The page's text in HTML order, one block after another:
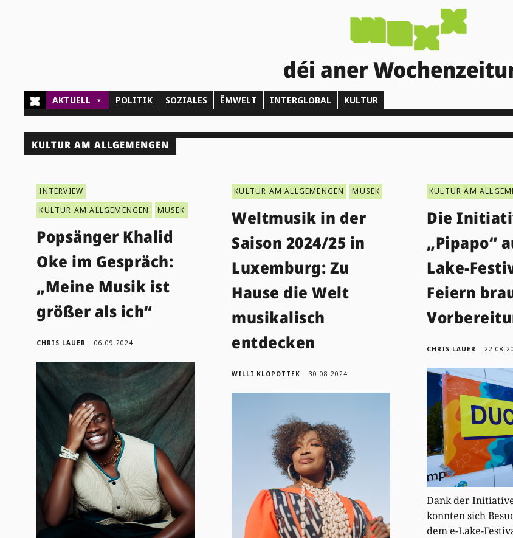
déi aner
AKTUELL POLITIK SOZIALES ËMWELT INTERGLOBAL KULTUR
KULTUR AM ALLGEMENGEN
INTERVIEW
KULTUR AM ALLGEMENGEN
MUSEK
Popsänger Khalid
Oke im Gespräch:
„Meine Musik ist
größer als ich“
CHRIS LAUER 06.09.2024
KULTUR AM ALLGEMENGEN MUSEK
Weltmusik in der
Saison 2024/25 in
Luxemburg: Zu
Hause die Welt
musikalisch
entdecken
WILLI KLOPOTTEK 30.08.2024
KULTUR AM
Die
„Pipapo“
Lake-
Feiern
CHRIS LAUER
Dank der
konnten sich
dem e-Lake-